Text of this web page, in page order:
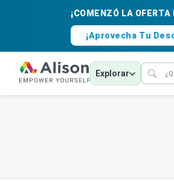
¡COMENZÓ LA
¡Aprovecha Tu
Explorar